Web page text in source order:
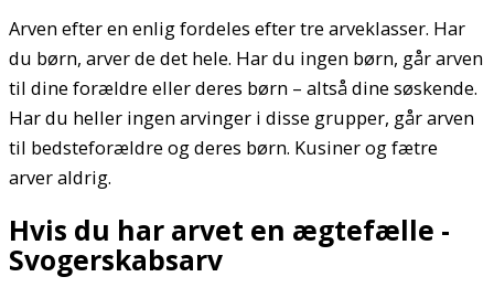
Arven efter en enlig fordeles efter tre arveklasser. Har
du børn, arver de det hele. Har du ingen børn, går arven
til dine forældre eller deres børn – altså dine søskende.
Har du heller ingen arvinger i disse grupper, går arven
til bedsteforældre og deres børn. Kusiner og fætre
arver aldrig.
Hvis du har arvet en ægtefælle -
Svogerskabsarv